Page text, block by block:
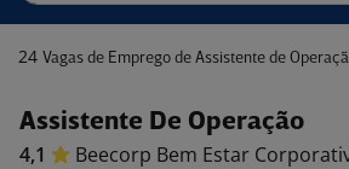
24 Vagas de Emprego de Assistente de
Assistente De Operação
4,1 Beecorp Bem Estar